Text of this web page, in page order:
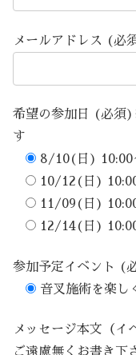
メールアドレス (必
希望の参加日 (必須
す
8/10(日) 10:00
10/12(日)
11/09(日)
12/14(日)
参加予定イベント (
音叉施術を楽し
メッセージ本文（イ
ご遠慮無くお書き下